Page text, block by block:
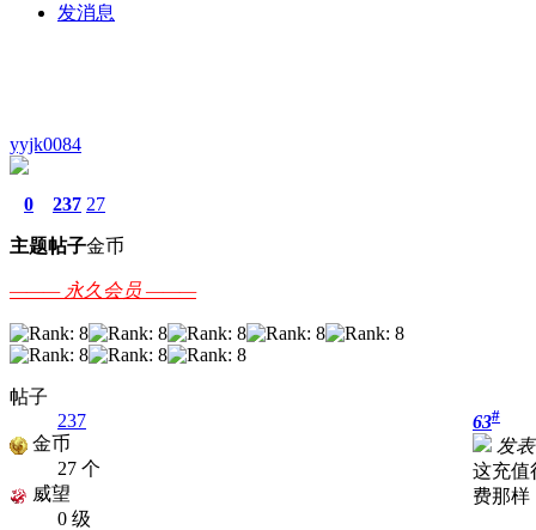
发消息
yyjk0084
0
主题
237
帖子
27
金币
——— 永久会员 ———
帖子
237
金币
27 个
威望
0 级
63#
发
这充值
费那样